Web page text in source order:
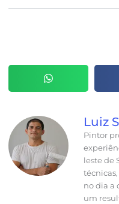
Luiz
Pintor
leste de
no dia a
um